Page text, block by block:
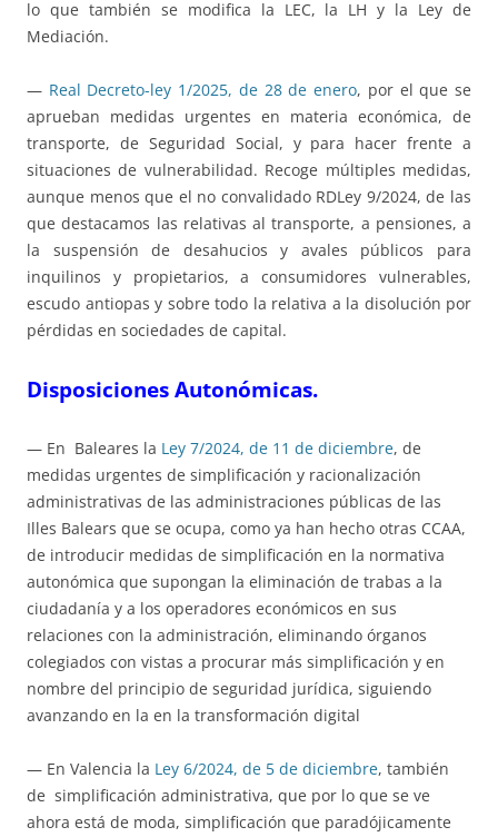
lo que también se modifica la LEC, la LH y la Ley de
Mediación.
— Real Decreto-ley 1/2025, de 28 de enero, por el que se
aprueban medidas urgentes en materia económica, de
transporte, de Seguridad Social, y para hacer frente a
situaciones de vulnerabilidad. Recoge múltiples medidas,
aunque menos que el no convalidado RDLey 9/2024, de las
que destacamos las relativas al transporte, a pensiones, a
la suspensión de desahucios y avales públicos para
inquilinos y propietarios, a consumidores vulnerables,
escudo antiopas y sobre todo la relativa a la disolución por
pérdidas en sociedades de capital.
Disposiciones Autonómicas.
— En Baleares la Ley 7/2024, de 11 de diciembre, de
medidas urgentes de simplificación y racionalización
administrativas de las administraciones públicas de las
Illes Balears que se ocupa, como ya han hecho otras CCAA,
de introducir medidas de simplificación en la normativa
autonómica que supongan la eliminación de trabas a la
ciudadanía y a los operadores económicos en sus
relaciones con la administración, eliminando órganos
colegiados con vistas a procurar más simplificación y en
nombre del principio de seguridad jurídica, siguiendo
avanzando en la en la transformación digital
— En Valencia la Ley 6/2024, de 5 de diciembre, también
de simplificación administrativa, que por lo que se ve
ahora está de moda, simplificación que paradójicamente